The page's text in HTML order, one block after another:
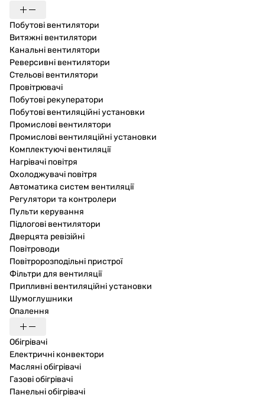
Побутові вентилятори
Витяжні вентилятори
Канальні вентилятори
Реверсивні вентилятори
Стельові вентилятори
Провітрювачі
Побутові рекуператори
Побутові вентиляційні установки
Промислові вентилятори
Промислові вентиляційні установки
Комплектуючі вентиляції
Нагрівачі повітря
Охолоджувачі повітря
Автоматика систем вентиляції
Регулятори та контролери
Пульти керування
Підлогові вентилятори
Дверцята ревізійні
Повітроводи
Повітророзподільні пристрої
Фільтри для вентиляції
Припливні вентиляційні установки
Шумоглушники
Опалення
Обігрівачі
Електричні конвектори
Масляні обігрівачі
Газові обігрівачі
Панельні обігрівачі